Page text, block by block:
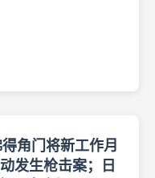
角门将新工作月
发生枪击案；日